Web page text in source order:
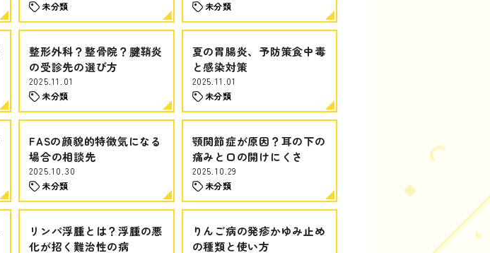
未分類
未分類
整形外科？整骨院？腱鞘炎
の受診先の選び方
2025.11.01
未分類
夏の胃腸炎、予防策食中毒
と感染対策
2025.11.01
未分類
FASの顔貌的特徴気になる
場合の相談先
2025.10.30
未分類
顎関節症が原因？耳の下の
痛みと口の開けにくさ
2025.10.29
未分類
リンパ浮腫とは？浮腫の悪
化が招く難治性の病
りんご病の発疹かゆみ止め
の種類と使い方